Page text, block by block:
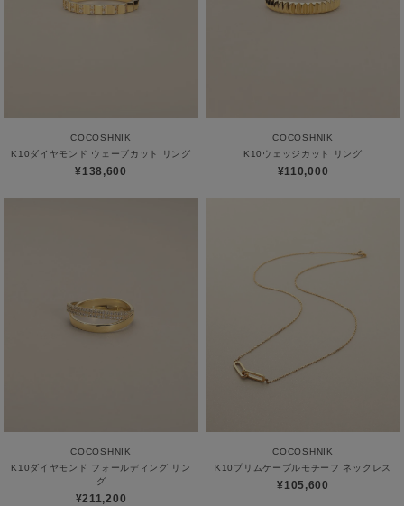
COCOSHNIK
K10ダイヤモンド ウェーブカット リング
¥138,600
COCOSHNIK
K10ウェッジカット リング
¥110,000
COCOSHNIK
K10ダイヤモンド フォールディング リン
グ
¥211,200
COCOSHNIK
K10プリムケーブルモチーフ ネックレス
¥105,600